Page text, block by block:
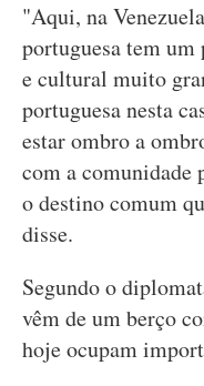
"Aqui, na
portuguesa tem
e cultural muito
portuguesa nesta
estar ombro a
com a comunidade
o destino comum
disse.
Segundo o
vêm de um berço
hoje ocupam